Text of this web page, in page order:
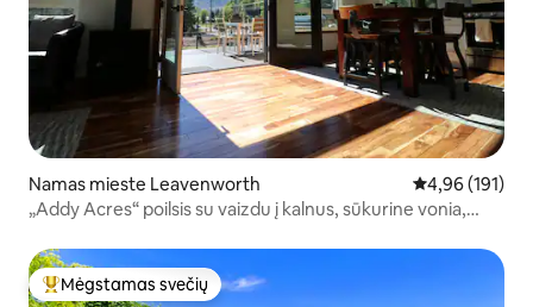
Namas mieste Leavenworth Vidutinis
4,96 (191)
„Addy Acres“ poilsis su vaizdu į kalnus, sūkurine vonia,
Svečių mėgstamiausias
Mėgstamas svečių